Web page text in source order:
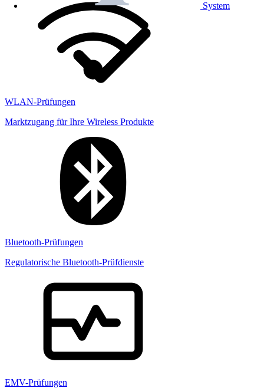
System
WLAN-Prüfungen
Marktzugang für Ihre Wireless Produkte
Bluetooth-Prüfungen
Regulatorische Bluetooth-Prüfdienste
EMV-Prüfungen